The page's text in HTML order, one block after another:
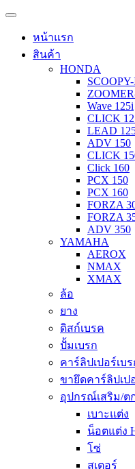
หน้าแรก
สินค้า
HONDA
Wave 125i
CLICK
LEAD
ADV 150
CLICK
Click 160
PCX 150
PCX 160
FORZA
FORZA
ADV 350
YAMAHA
AEROX
NMAX
XMAX
ล้อ
ยาง
ดิสก์เบรค
ปั้มเบรก
คาร์ลิปเปอร์เบร
ขายึดคาร์ลิปเป
อุปกรณ์เสริม/ต
เบาะแต่ง
น็อตแต่ง
โซ่
สเตอร์